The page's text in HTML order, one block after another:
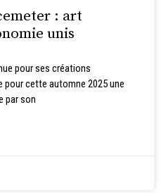
: art
unis
pour ses créations
cette automne 2025 une
par son